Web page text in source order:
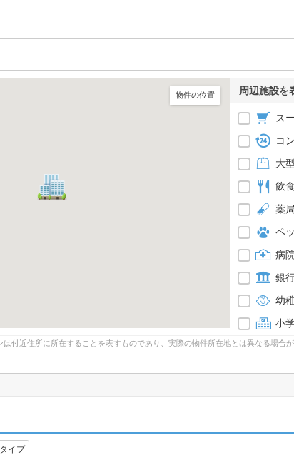
物件の位置 周辺施設を
ス
コ
大
飲
薬局
ペ
病院
銀
幼
小
付近住所に所在することを表すものであり、実際の物件所在地とは異なる場合が
イプ